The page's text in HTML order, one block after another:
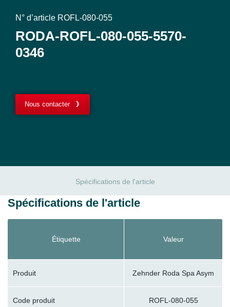
N° d’article ROFL-080-055
RODA-ROFL-080-055-5570-
0346
Nous contacter
Spécifications de l'article
Spécifications de l'article
Étiquette Valeur
Produit Zehnder Roda Spa Asym
Code produit ROFL-080-055